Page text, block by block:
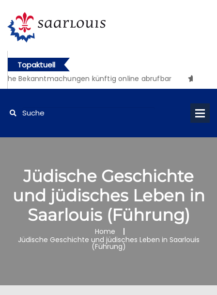
Topaktuell
Bekanntmachungen künftig online abrufbar
Jüdische Geschichte
und jüdisches Leben in
Saarlouis (Führung)
Home
Jüdische Geschichte und jüdisches Leben in Saarlouis
(Führung)